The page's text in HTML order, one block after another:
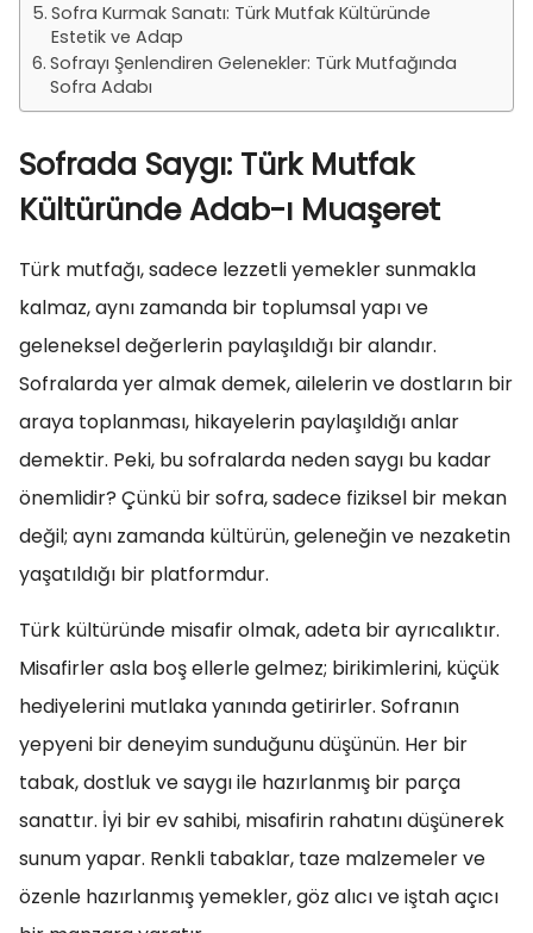
Sofra Kurmak Sanatı: Türk Mutfak Kültüründe
Estetik ve Adap
Sofrayı Şenlendiren Gelenekler: Türk Mutfağında
Sofra Adabı
Sofrada Saygı: Türk Mutfak
Kültüründe Adab-ı Muaşeret
Türk mutfağı, sadece lezzetli yemekler sunmakla
kalmaz, aynı zamanda bir toplumsal yapı ve
geleneksel değerlerin paylaşıldığı bir alandır.
Sofralarda yer almak demek, ailelerin ve dostların bir
araya toplanması, hikayelerin paylaşıldığı anlar
demektir. Peki, bu sofralarda neden saygı bu kadar
önemlidir? Çünkü bir sofra, sadece fiziksel bir mekan
değil; aynı zamanda kültürün, geleneğin ve nezaketin
yaşatıldığı bir platformdur.
Türk kültüründe misafir olmak, adeta bir ayrıcalıktır.
Misafirler asla boş ellerle gelmez; birikimlerini, küçük
hediyelerini mutlaka yanında getirirler. Sofranın
yepyeni bir deneyim sunduğunu düşünün. Her bir
tabak, dostluk ve saygı ile hazırlanmış bir parça
sanattır. İyi bir ev sahibi, misafirin rahatını düşünerek
sunum yapar. Renkli tabaklar, taze malzemeler ve
özenle hazırlanmış yemekler, göz alıcı ve iştah açıcı